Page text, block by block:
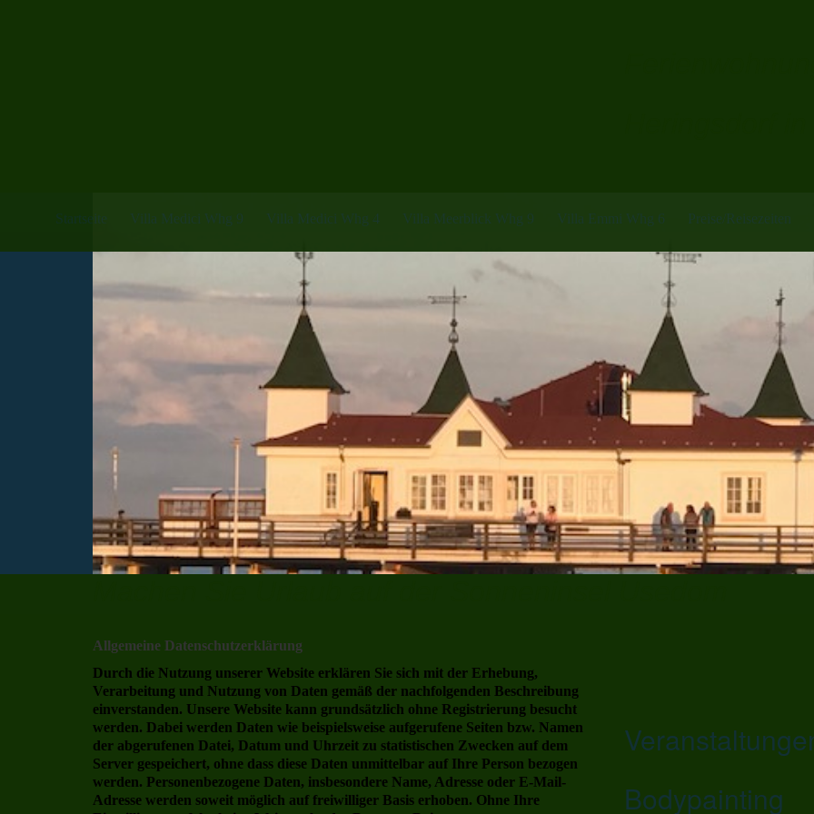
Startseite Villa Medici Whg 9 Villa Medici Whg 4 Villa Meerblick Whg 9 Villa Emmi Whg 6 Preise/Reisezeiten
Allgemeine Datenschutzerklärung
Durch die Nutzung unserer Website erklären Sie sich mit der Erhebung,
Verarbeitung und Nutzung von Daten gemäß der nachfolgenden Beschreibung
einverstanden. Unsere Website kann grundsätzlich ohne Registrierung besucht
werden. Dabei werden Daten wie beispielsweise aufgerufene Seiten bzw. Namen
der abgerufenen Datei, Datum und Uhrzeit zu statistischen Zwecken auf dem
Server gespeichert, ohne dass diese Daten unmittelbar auf Ihre Person bezogen
werden. Personenbezogene Daten, insbesondere Name, Adresse oder E-Mail-
Adresse werden soweit möglich auf freiwilliger Basis erhoben. Ohne Ihre
Bodypainting